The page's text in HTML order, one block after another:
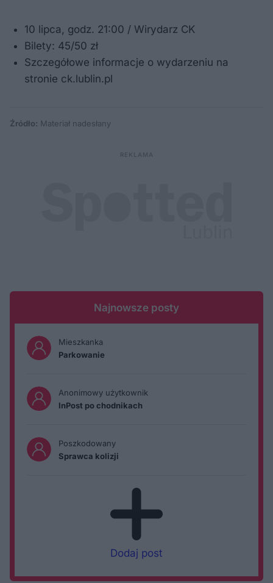
10 lipca, godz. 21:00 / Wirydarz CK
Bilety: 45/50 zł
Szczegółowe informacje o wydarzeniu na
stronie ck.lublin.pl
Źródło: Materiał nadesłany
Najnowsze posty
Mieszkanka
Parkowanie
Anonimowy użytkownik
InPost po chodnikach
Poszkodowany
Sprawca kolizji
Dodaj post